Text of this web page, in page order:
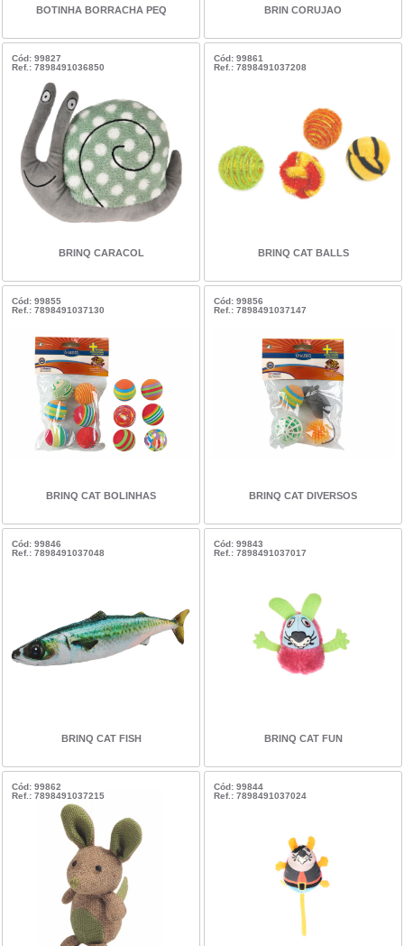
BOTINHA BORRACHA PEQ BRIN CORUJAO
Cód: 99827
Ref.: 7898491036850
BRINQ CARACOL
Cód: 99861
Ref.: 7898491037208
BRINQ CAT BALLS
Cód: 99855
Ref.: 7898491037130
BRINQ CAT BOLINHAS
Cód: 99856
Ref.: 7898491037147
BRINQ CAT DIVERSOS
Cód: 99846
Ref.: 7898491037048
BRINQ CAT FISH
Cód: 99843
Ref.: 7898491037017
BRINQ CAT FUN
Cód: 99862
Ref.: 7898491037215
Cód: 99844
Ref.: 7898491037024